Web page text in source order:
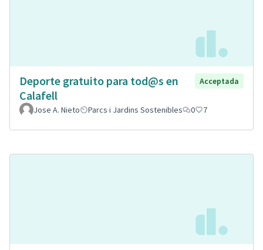
Deporte gratuito para tod@s en
Calafell
Acceptada
Jose A. Nieto Parcs i Jardins Sostenibles 0 7